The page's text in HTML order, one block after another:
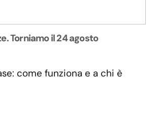
Torniamo il 24 agosto